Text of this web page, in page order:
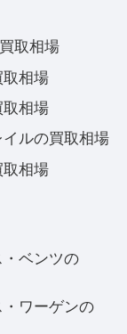
取相場
取相場
取相場
ルの買取相場
取相場
・ベンツの
ワーゲンの